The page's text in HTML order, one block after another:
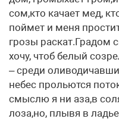
сом,кто качает мед,
поймет и меня
грозы раскат.Градом
хочу, чтоб белый
– среди
небес прольются
смыслю я ни аза,в
лоза,но, плывя в